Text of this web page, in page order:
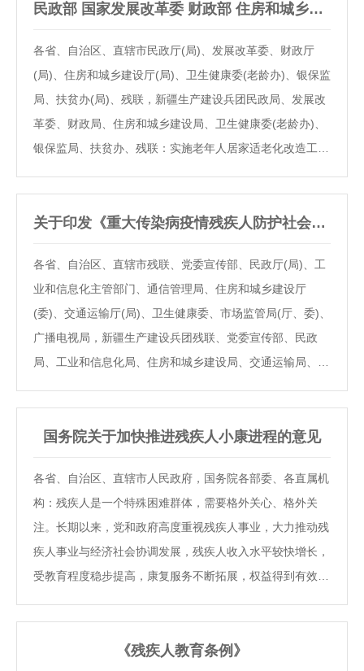
互、使用信息。近年来，我国信息无障碍建设取得积极进
质量不高、社会普遍认知不强等问题。为加快推进我国信息
无障碍建设，努力消除“数字鸿沟”，助力社会包容性发展，
依据《无障碍环境建设条例》，提出以下意见。一、总体要
求(一)指导思想。以习近平新时代中国特色社会…
民政部 国家发展改革委 财政部 住房和城乡建设部 国家卫生健康委 银保监会 国务院扶贫…
各省、自治区、直辖市民政厅(局)、发展改革委、财政厅
(局)、住房和城乡建设厅(局)、卫生健康委(老龄办)、银保监
局、扶贫办(局)、残联，新疆生产建设兵团民政局、发展改
革委、财政局、住房和城乡建设局、卫生健康委(老龄办)、
银保监局、扶贫办、残联：实施老年人居家适老化改造工程
〔2019〕5号)部署的重要任务，是巩固家庭养老基础地
位、促进养老服务消费提升、推动居家养老服务提质扩容的
养老服务体系具有重要意义。为指导各地加快实施老年人居
家适老化改造工程，现提出以下意见。一、目标任务和基本
要求2020年底前，采取政府补贴等方式，对纳入分散供养
特困人员和建档立卡贫困人口范围的高龄、失能、…
关于印发《重大传染病疫情残疾人防护社会支持服务指南（试行）》的通知
各省、自治区、直辖市残联、党委宣传部、民政厅(局)、工
业和信息化主管部门、通信管理局、住房和城乡建设厅
(委)、交通运输厅(局)、卫生健康委、市场监管局(厅、委)、
广播电视局，新疆生产建设兵团残联、党委宣传部、民政
局、工业和信息化局、住房和城乡建设局、交通运输局、卫
彻落实习近平总书记关于在疫情防控中加强残疾人保护的重
要指示精神，切实做好疫情应急管理及常态化防控期间残疾
机制，中国残联会同中央宣传部、民政部等部门和单位组织
制定了《重大传染病疫情残疾人防护社会支持服务指南(试
行)》，现印发给你们，请结合实际，贯彻执行。重大传染
病疫情残疾人防护社会支持服务指南(试行)残疾…
国务院关于加快推进残疾人小康进程的意见
各省、自治区、直辖市人民政府，国务院各部委、各直属机
构：残疾人是一个特殊困难群体，需要格外关心、格外关
注。长期以来，党和政府高度重视残疾人事业，大力推动残
疾人事业与经济社会协调发展，残疾人收入水平较快增长，
受教育程度稳步提高，康复服务不断拓展，权益得到有效维
万残疾人中，还有1230万农村残疾人尚未脱贫，260万城镇
残疾人生活十分困难，城乡残疾人家庭人均收入与社会平均
《残疾人教育条例》